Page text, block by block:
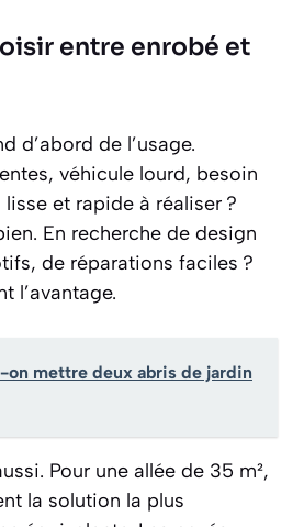
entre enrobé et
d’abord de l’usage.
véhicule lourd, besoin
lisse et rapide à réaliser ?
En recherche de design
de réparations faciles ?
l’avantage.
on mettre deux abris de jardin
Pour une allée de 35 m²,
la solution la plus